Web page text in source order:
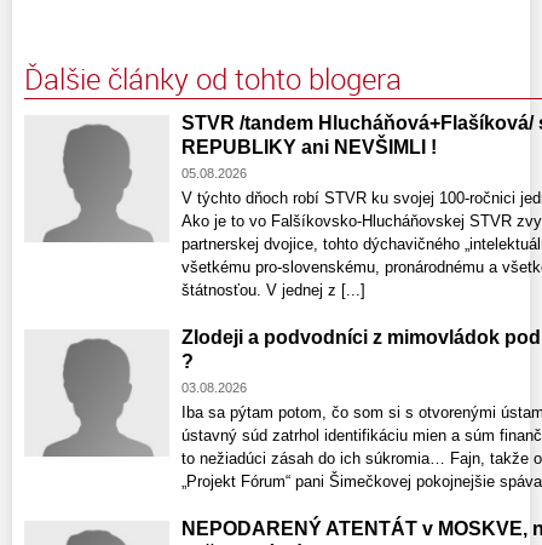
Ďalšie články od tohto blogera
STVR /tandem Hlucháňová+Flašíková/
REPUBLIKY ani NEVŠIMLI !
05.08.2026
V týchto dňoch robí STVR ku svojej 100-ročnici
Ako je to vo Falšíkovsko-Hlucháňovskej STVR
partnerskej dvojice, tohto dýchavičného
všetkému pro-slovenskému, pronárodnému a
štátnosťou. V jednej z [...]
Zlodeji a podvodníci z mimovládok
?
03.08.2026
Iba sa pýtam potom, čo som si s otvorenými
ústavný súd zatrhol identifikáciu mien a súm
to nežiadúci zásah do ich súkromia… Fajn, takže
„Projekt Fórum“ pani Šimečkovej pokojnejšie
NEPODARENÝ ATENTÁT v MOSKVE,